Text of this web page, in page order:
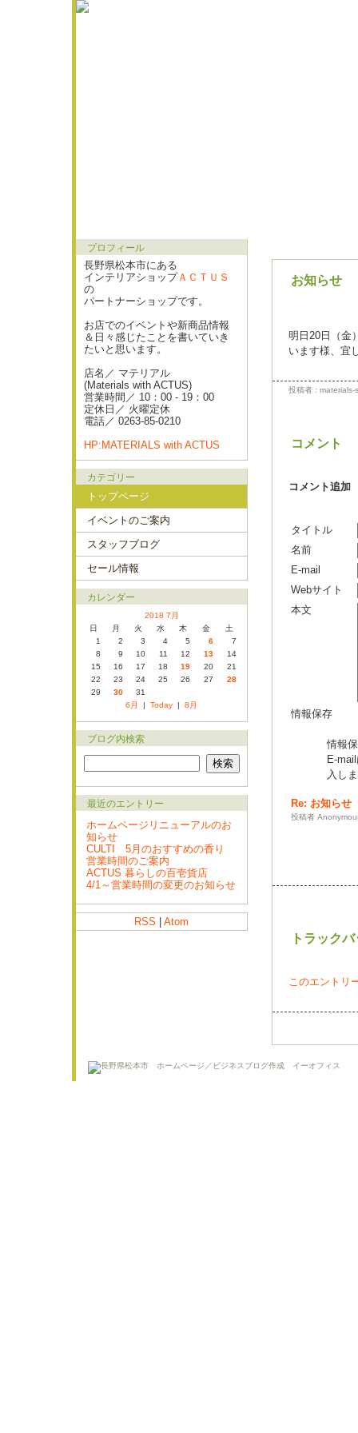
お知らせ
明日20日（金
います様、宜
投稿者 : materials-
コメント
コメント追加
タイトル
名前
E-mail
Webサイト
本文
情報保存
情報
E-
入し
Re: お知らせ
投稿者
トラック
このエントリ
プロフィール
長野県松本市にある
インテリアショップＡＣＴＵＳ
の
パートナーショップです。
お店でのイベントや新商品情報
＆日々感じたことを書いていき
たいと思います。
店名／ マテリアル
(Materials with ACTUS)
営業時間／ 10：00 - 19：00
定休日／ 火曜定休
電話／ 0263-85-0210
HP:MATERIALS with ACTUS
カテゴリー
トップページ
イベントのご案内
スタッフブログ
セール情報
カレンダー
2018 7月
日
月 火 水 木 金
土
1
2 3 4 5 6
7
8
9 10 11 12 13
14
15
16 17 18 19 20
21
22
23 24 25 26 27
28
29
30
31
6月
| Today | 8月
ブログ内検索
最近のエントリー
ホームページリニューアルのお
知らせ
CULTI 5月のおすすめの香り
営業時間のご案内
ACTUS 暮らしの百壱貨店
4/1～営業時間の変更のお知らせ
RSS Atom